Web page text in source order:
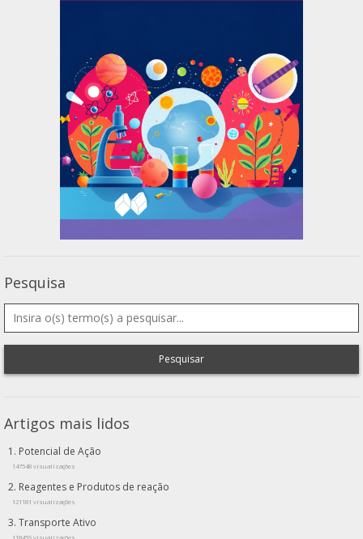
Pesquisa
Pesquisar
Artigos mais lidos
Potencial de Ação
147548 visualizações
Reagentes e Produtos de reação
121181 visualizações
Transporte Ativo
118459 visualizações